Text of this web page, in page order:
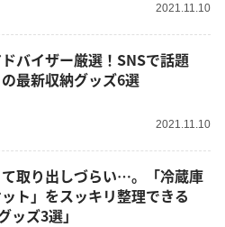
2021.11.10
バイザー厳選！SNSで話題
の最新収納グッズ6選
2021.11.10
取り出しづらい…。「冷蔵庫
ト」をスッキリ整理できる
ッズ3選」